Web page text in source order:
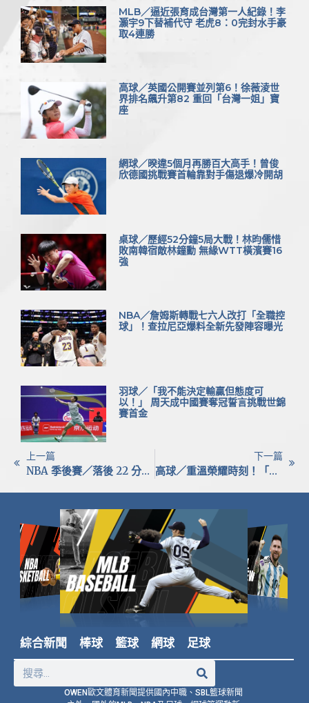
MLB／逼近張育成台灣第一人紀錄！李
灝宇9下替補代守 老虎8：0完封水手豪
取4連勝
高球／英國公開賽並列第6！徐薇淩世
界排名飆升第82 重回「台灣一姐」寶
座
網球／暌違5個月再勝百大高手！曾俊
欣德國挑戰賽首輪靠對手傷退爆冷開胡
桌球／歷經52分鐘5局大戰！林昀儒惜
敗南韓宿敵林鐘勳 無緣WTT橫濱賽16
強
NBA／詹姆斯轉戰七六人改打「全職控
球」！查拉尼亞爆料全新先發陣容曝光
羽球／「我不能決定輸贏但態度可
以！」 周天成中國賽奪冠誓言挑戰世錦
賽首金
上一篇
NBA 季後賽／落後 22 分神級大反攻！布朗森狂飆 38 分率尼克延長賽擊潰騎士 寫 56 年來隊史最大逆轉神蹟
下一篇
高球／重溫榮耀時刻！「微笑球后」曾雅妮再戰揚昇球場 認意義非凡：盼開開心心迎戰大聯大公開賽
綜合新聞 棒球 籃球 網球 足球
OWEN歐文體育新聞提供國內中職、SBL籃球新聞